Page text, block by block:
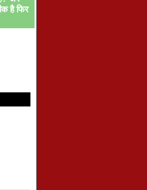
है फिर